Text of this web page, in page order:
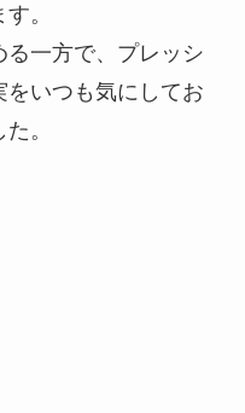
。
一方で、プレッシ
をいつも気にしてお
。